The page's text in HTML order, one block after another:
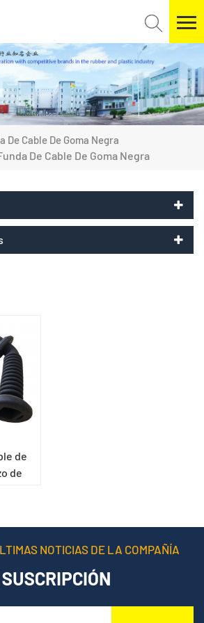
De Cable De Goma Negra
De Cable De Goma Negra
de
de
NOTICIAS DE LA COMPAÑÍA